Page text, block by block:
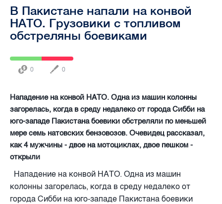
В Пакистане напали на конвой
НАТО. Грузовики с топливом
обстреляны боевиками
0 0
Нападение на конвой НАТО. Одна из машин колонны
загорелась, когда в среду недалеко от города Сибби на
юго-западе Пакистана боевики обстреляли по меньшей
мере семь натовских бензовозов. Очевидец рассказал,
как 4 мужчины - двое на мотоциклах, двое пешком -
открыли
Нападение на конвой НАТО. Одна из машин
колонны загорелась, когда в среду недалеко от
города Сибби на юго-западе Пакистана боевики